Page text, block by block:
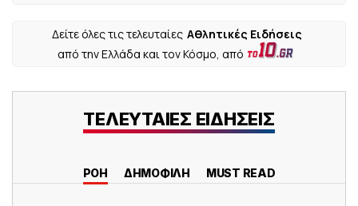
Δείτε όλες τις τελευταίες Αθλητικές Ειδήσεις
από την Ελλάδα και τον Κόσμο, από
ΤΕΛΕΥΤΑΙΕΣ ΕΙΔΗΣΕΙΣ
ΡΟΗ ΔΗΜΟΦΙΛΗ MUST READ